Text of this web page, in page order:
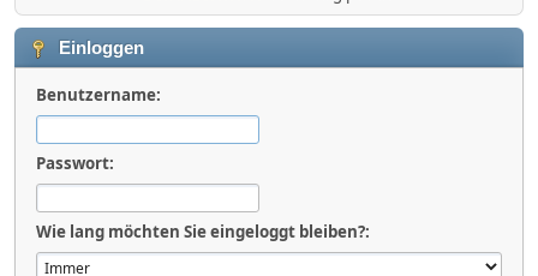
Einloggen
Benutzername:
Passwort:
Wie lang möchten Sie eingeloggt bleiben?: